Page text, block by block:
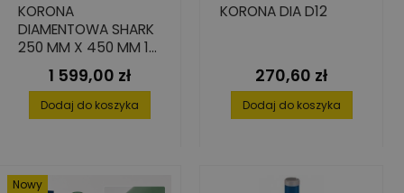
KORONA
DIAMENTOWA SHARK
250 MM X 450 MM 1
1/4" DO BETONU
Cena
1 599,00 zł
Dodaj do koszyka
KORONA DIA D12
Cena
270,60 zł
Dodaj do koszyka
Nowy